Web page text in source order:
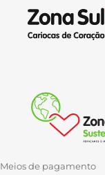
Meios de pagamento